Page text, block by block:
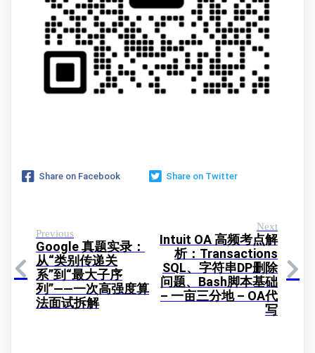
Share on Facebook Share on Twitter
Previous
Google 真题实录：
从“类别传递关
系”到“最大子序
列”——一次高强度算
法面试拆解
Next
Intuit OA 高频考点解
析：Transactions
SQL、字符串DP删除
问题、Bash脚本基础
– 一亩三分地 – OA代
写